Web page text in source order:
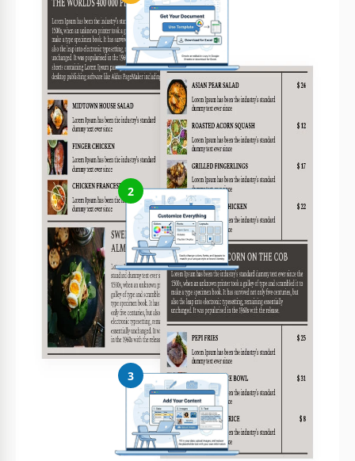
Obtenha seu documento
Clique em "Editar modelo" para criar uma cópia editável no
Google Slides ou baixar para Microsoft PowerPoint
2
Personalize tudo
Altere facilmente cores, fontes e layouts conforme seu estilo
3